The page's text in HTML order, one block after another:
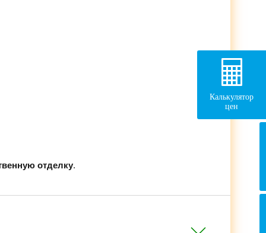
отделку.
Калькулятор
цен